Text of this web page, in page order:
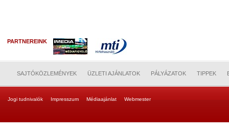
PARTNEREINK
SAJTÓKÖZLEMÉNYEK ÜZLETI AJÁNLATOK PÁLYÁZATOK TIPPEK
Jogi tudnivalók Impresszum Médiaajánlat Webmester